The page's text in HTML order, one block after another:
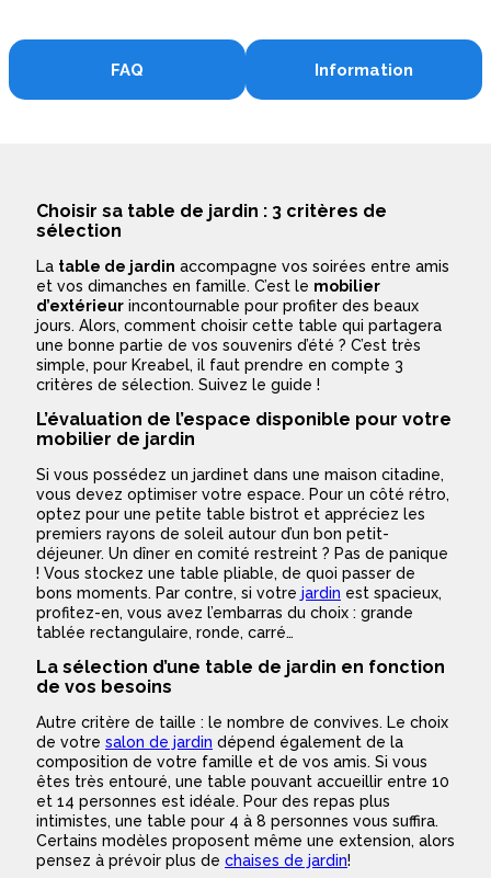
FAQ Information
Choisir sa table de jardin : 3 critères de
sélection
La table de jardin accompagne vos soirées entre amis
et vos dimanches en famille. C’est le mobilier
d’extérieur incontournable pour profiter des beaux
jours. Alors, comment choisir cette table qui partagera
une bonne partie de vos souvenirs d’été ? C’est très
simple, pour Kreabel, il faut prendre en compte 3
critères de sélection. Suivez le guide !
L’évaluation de l’espace disponible pour votre
mobilier de jardin
Si vous possédez un jardinet dans une maison citadine,
vous devez optimiser votre espace. Pour un côté rétro,
optez pour une petite table bistrot et appréciez les
premiers rayons de soleil autour d’un bon petit-
déjeuner. Un dîner en comité restreint ? Pas de panique
! Vous stockez une table pliable, de quoi passer de
bons moments. Par contre, si votre jardin est spacieux,
profitez-en, vous avez l’embarras du choix : grande
tablée rectangulaire, ronde, carré…
La sélection d’une table de jardin en fonction
de vos besoins
Autre critère de taille : le nombre de convives. Le choix
de votre salon de jardin dépend également de la
composition de votre famille et de vos amis. Si vous
êtes très entouré, une table pouvant accueillir entre 10
et 14 personnes est idéale. Pour des repas plus
intimistes, une table pour 4 à 8 personnes vous suffira.
Certains modèles proposent même une extension, alors
pensez à prévoir plus de chaises de jardin!